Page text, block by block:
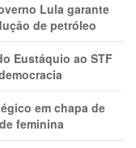
Lula garante
de petróleo
Eustáquio ao STF
em chapa de
feminina